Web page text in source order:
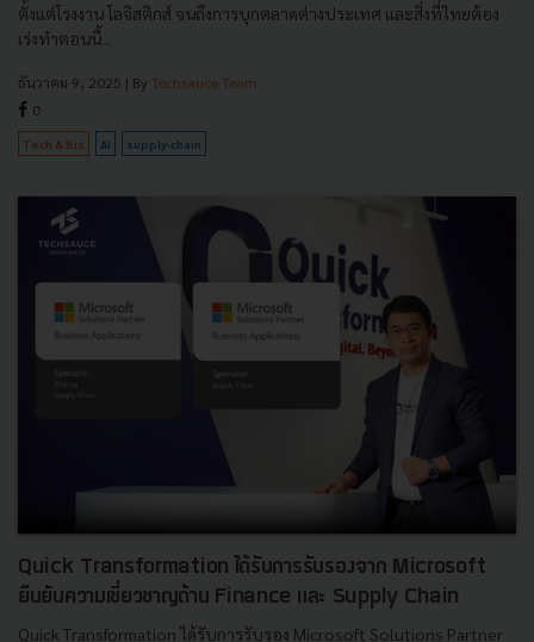
ตั้งแต่โรงงาน โลจิสติกส์ จนถึงการบุกตลาดต่างประเทศ และสิ่งที่ไทยต้อง
เร่งทำตอนนี้...
ธันวาคม 9, 2025 | By Techsauce Team
0
Tech & Biz AI supply-chain
Quick Transformation ได้รับการรับรองจาก Microsoft
ยืนยันความเชี่ยวชาญด้าน Finance และ Supply Chain
Quick Transformation ได้รับการรับรอง Microsoft Solutions Partner